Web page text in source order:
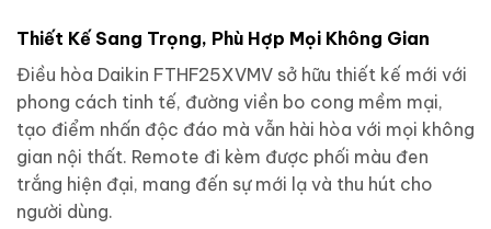
Thiết Kế Sang Trọng, Phù Hợp Mọi Không Gian
Điều hòa Daikin FTHF25XVMV sở hữu thiết kế mới với
phong cách tinh tế, đường viền bo cong mềm mại,
tạo điểm nhấn độc đáo mà vẫn hài hòa với mọi không
gian nội thất. Remote đi kèm được phối màu đen
trắng hiện đại, mang đến sự mới lạ và thu hút cho
người dùng.